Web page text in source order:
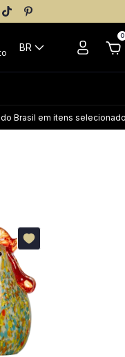
BR
0
itens selecionados.